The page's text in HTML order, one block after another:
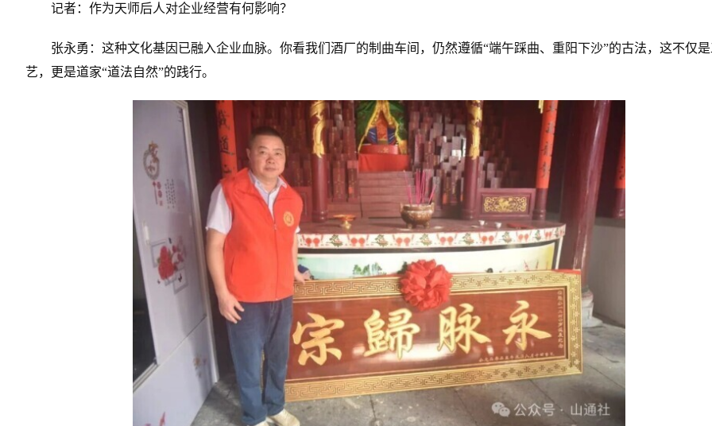
记者：作为天师后人对企业经营有何影响？
张永勇：这种文化基因已融入企业血脉。你看我们酒厂的制曲车间，仍然遵循“端午踩曲、重阳下沙”的古法，这不仅
艺，更是道家“道法自然”的践行。